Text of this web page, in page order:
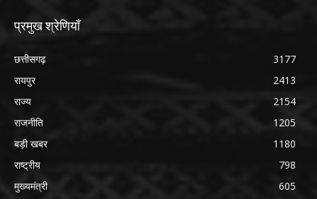
प्रमुख श्रेणियाँ
छत्तीसगढ़
3177
रायपुर
2413
राज्य
2154
राजनीति
1205
बड़ी खबर
1180
राष्ट्रीय
798
मुख्यमंत्री
605